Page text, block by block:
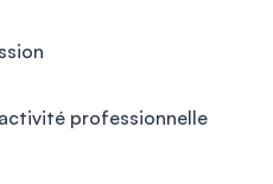
professionnelle